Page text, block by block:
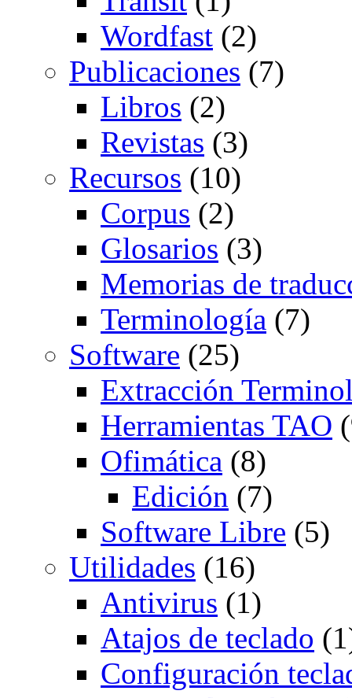
Wordfast (2)
Publicaciones (7)
Libros (2)
Revistas (3)
Recursos (10)
Corpus (2)
Glosarios (3)
Memorias de
Terminología (7)
Software (25)
Extracción
Herramientas TAO
Ofimática (8)
Edición (7)
Software Libre (5)
Utilidades (16)
Antivirus (1)
Atajos de teclado
Configuración